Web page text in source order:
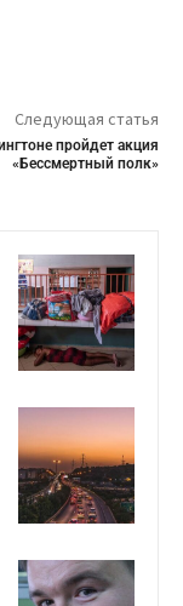
Следующая статья
пройдет акция
«Бессмертный полк»